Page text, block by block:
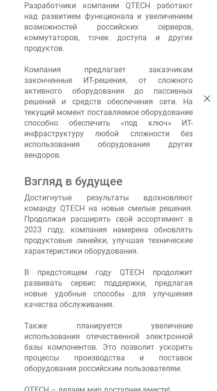
Разработчики компании QTECH работают
над развитием функционала и увеличением
возможностей российских серверов,
коммутаторов, точек доступа и других
продуктов.
Компания предлагает заказчикам
законченные ИТ-решения, от сложного
активного оборудования до пассивных
решений и средств обеспечения сети. На
текущий момент поставляемое оборудование
способно обеспечить «под ключ» ИТ-
инфраструктуру любой сложности без
использования оборудования других
вендоров.
Взгляд в будущее
Достигнутые результаты вдохновляют
команду QTECH на новые смелые решения.
Продолжая расширять свой ассортимент в
2023 году, компания намерена обновлять
продуктовые линейки, улучшая технические
характеристики оборудования.
В предстоящем году QTECH продолжит
развивать сервис поддержки, предлагая
новые удобные способы для улучшения
качества обслуживания.
Также планируется увеличение
использования отечественной электронной
базы компонентов. Это позволит ускорить
процессы производства и поставок
оборудования российским пользователям.